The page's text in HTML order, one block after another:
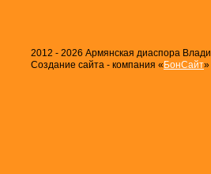
2012 - 2026 Армянская диаспора
Создание сайта - компания « БонСайт»